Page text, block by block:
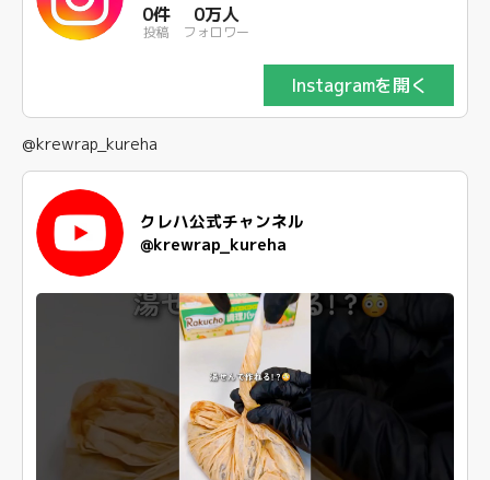
0件
投稿
0万人
フォロワー
Instagramを開く
@krewrap_kureha
クレハ公式チャンネル
@krewrap_kureha